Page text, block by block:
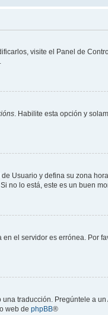
visite el Panel de
. Habilite esta opción y
Usuario y defina su zona
no lo está, este es un buen
el servidor es errónea. Por
traducción. Pregúntele a
web de phpBB®